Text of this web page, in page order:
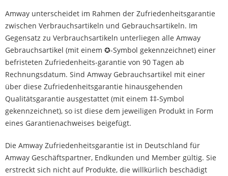
Amway unterscheidet im Rahmen der Zufriedenheitsgarantie
zwischen Verbrauchsartikeln und Gebrauchsartikeln. Im
Gegensatz zu Verbrauchsartikeln unterliegen alle Amway
Gebrauchsartikel (mit einem ✪-Symbol gekennzeichnet) einer
befristeten Zufriedenheits-garantie von 90 Tagen ab
Rechnungsdatum. Sind Amway Gebrauchsartikel mit einer
über diese Zufriedenheitsgarantie hinausgehenden
Qualitätsgarantie ausgestattet (mit einem ‡‡-Symbol
gekennzeichnet), so ist diese dem jeweiligen Produkt in Form
eines Garantienachweises beigefügt.
Die Amway Zufriedenheitsgarantie ist in Deutschland für
Amway Geschäftspartner, Endkunden und Member gültig. Sie
erstreckt sich nicht auf Produkte, die willkürlich beschädigt